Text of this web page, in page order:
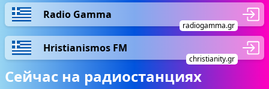
Radio Gamma
radiogamma.gr
Hristianismos FM
christianity.gr
Сейчас на радиостанциях